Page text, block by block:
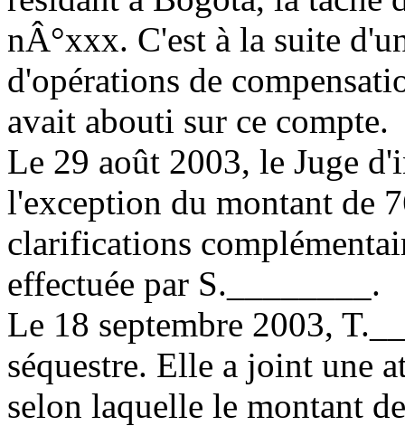
nÂ°xxx. C'est à la suite
d'opérations de
avait abouti sur ce compte.
Le 29 août 2003, le Juge
l'exception du montant de
clarifications
effectuée par S.________.
Le 18 septembre 2003,
séquestre. Elle a joint une
selon laquelle le montant